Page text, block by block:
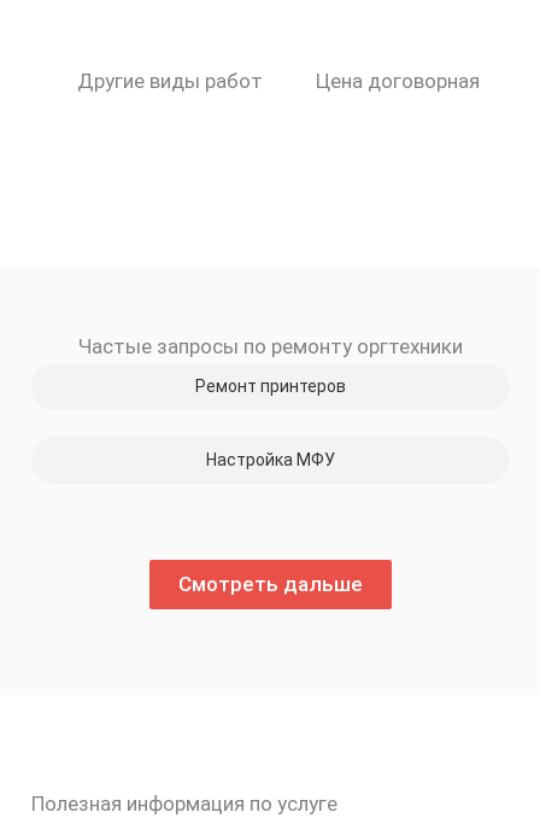
Другие виды работ Цена договорная
Частые запросы по ремонту оргтехники
Ремонт принтеров
Настройка МФУ
Смотреть дальше
Полезная информация по услуге